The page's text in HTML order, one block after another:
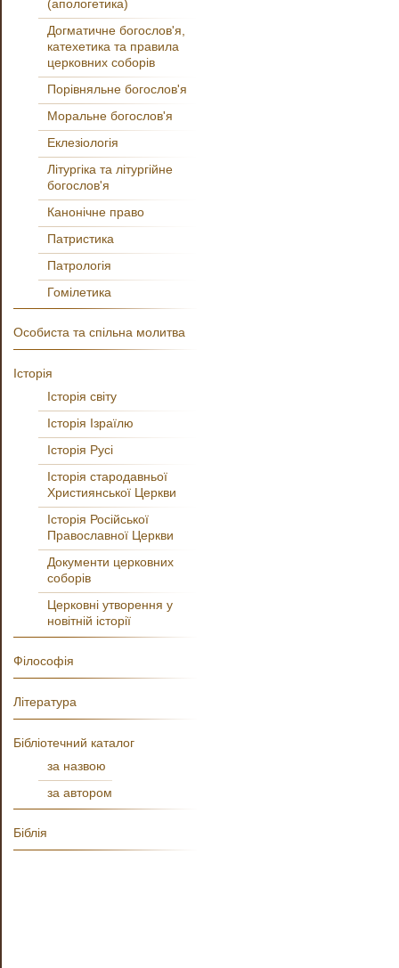
(апологетика)
Догматичне богослов'я,
катехетика та правила
церковних соборів
Порівняльне богослов'я
Моральне богослов'я
Еклезіологія
Літургіка та літургійне
богослов'я
Канонічне право
Патристика
Патрологія
Гомілетика
Особиста та спільна молитва
Історія
Історія світу
Історія Ізраїлю
Історія Русі
Історія стародавньої
Християнської Церкви
Історія Російської
Православної Церкви
Документи церковних
соборів
Церковні утворення у
новітній історії
Філософія
Література
Бібліотечний каталог
за назвою
за автором
Біблія